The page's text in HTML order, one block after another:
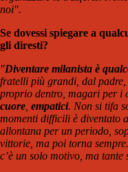
noi".
Se dovessi spiegare a
gli diresti?
"Diventare milanista è
fratelli più grandi, dal padre,
proprio dentro, magari per i
cuore empatici. Non si tifa
momenti difficili è diventato
allontana per un periodo,
vittorie, ma poi torna
c’è un solo motivo, ma